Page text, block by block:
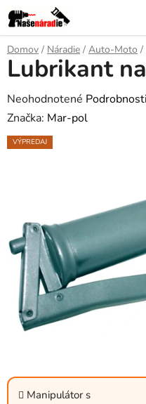
Prejsť
na
obsah
Domov / Náradie / Auto-Moto /
Manipulátor s
Lubrikant
Priemerné
hodnotenie
produktu
hviezdičiek.
Neohodnotené
Značka: Mar-pol
VÝPREDAJ